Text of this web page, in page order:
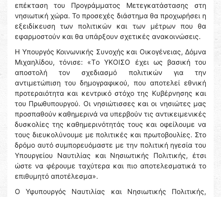
επέκταση του Προγράμματος Μετεγκατάστασης στη
νησιωτική χώρα. Το προσεχές διάστημα θα προχωρήσει η
εξειδίκευση των πολιτικών και των μέτρων που θα
εφαρμοστούν και θα υπάρξουν σχετικές ανακοινώσεις.
Η Υπουργός Κοινωνικής Συνοχής και Οικογένειας, Δόμνα
Μιχαηλίδου, τόνισε: «Tο YΚΟΙΣΟ έχει ως βασική του
αποστολή τον σχεδιασμό πολιτικών για την
αντιμετώπιση του δημογραφικού, που αποτελεί εθνική
προτεραιότητα και κεντρικό στόχο της Κυβέρνησης και
του Πρωθυπουργού. Οι νησιώτισσες και οι νησιώτες μας
προσπαθούν καθημερινά να υπερβούν τις αντικειμενικές
δυσκολίες της καθημερινότητάς τους και οφείλουμε να
τους διευκολύνουμε με πολιτικές και πρωτοβουλίες. Στο
δρόμο αυτό συμπορευόμαστε με την πολιτική ηγεσία του
Υπουργείου Ναυτιλίας και Νησιωτικής Πολιτικής, έτσι
ώστε να φέρουμε ταχύτερα και πιο αποτελεσματικά το
επιθυμητό αποτέλεσμα».
Ο Υφυπουργός Ναυτιλίας και Νησιωτικής Πολιτικής,